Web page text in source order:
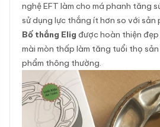
nghệ EFT làm cho má phanh tăng
sử dụng lực thắng ít hơn so với sản
Bố thắng Elig được hoàn thiện
mài mòn thấp làm tăng tuổi thọ
phẩm thông thường.